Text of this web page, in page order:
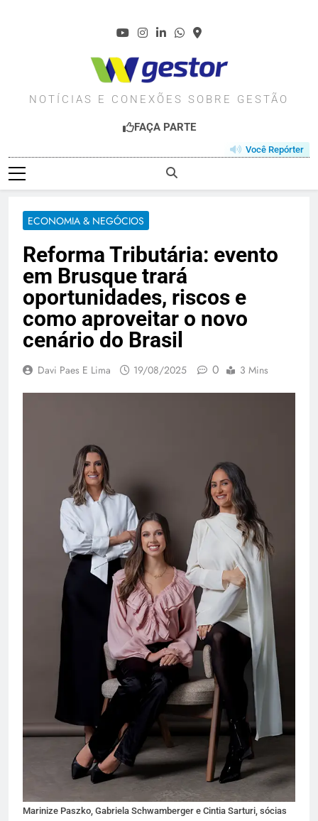
WGESTOR.COM.BR
NOTÍCIAS E CONEXÕES SOBRE GESTÃO
FAÇA PARTE
Você Repórter
ECONOMIA & NEGÓCIOS
Reforma Tributária: evento
em Brusque trará
oportunidades, riscos e
como aproveitar o novo
cenário do Brasil
Davi Paes E Lima 19/08/2025 0 3 Mins
Marinize Paszko, Gabriela Schwamberger e Cintia Sarturi, sócias